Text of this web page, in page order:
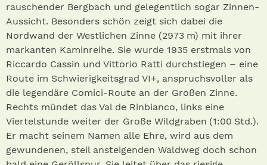
rauschender Bergbach und gelegentlich sogar Zinnen-
Aussicht. Besonders schön zeigt sich dabei die
Nordwand der Westlichen Zinne (2973 m) mit ihrer
markanten Kaminreihe. Sie wurde 1935 erstmals von
Riccardo Cassin und Vittorio Ratti durchstiegen – eine
Route im Schwierigkeitsgrad VI+, anspruchsvoller als
die legendäre Comici-Route an der Großen Zinne.
Rechts mündet das Val de Rinbianco, links eine
Viertelstunde weiter der Große Wildgraben (1:00 Std.).
Er macht seinem Namen alle Ehre, wird aus dem
gewundenen, steil ansteigenden Waldweg doch schon